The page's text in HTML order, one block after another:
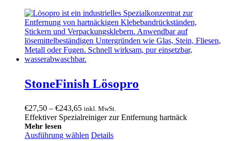
StoneFinish Lösopro
€27,50 – €243,65Preisspanne:
€27,50
€243,65
inkl. MwSt.
Effektiver Spezialreiniger zur Entfernung hartnäck
Mehr lesen
Ausführung wählen Details